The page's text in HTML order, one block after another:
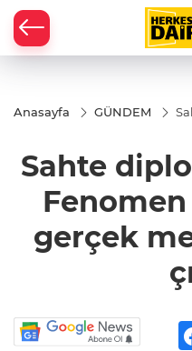
Anasayfa GÜNDEM
Sahte
gerçek